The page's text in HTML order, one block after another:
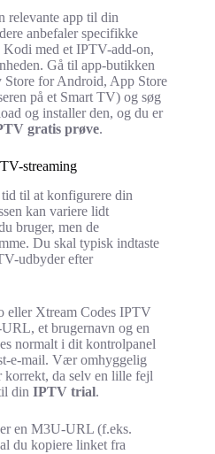
relevante app til din
anbefaler specifikke
Kodi med et IPTV-add-on,
Gå til app-butikken
Store for Android, App Store
på et Smart TV) og søg
og installer den, og du er
gratis prøve.
streaming
til at konfigurere din
kan variere lidt
bruger, men de
Du skal typisk indtaste
udbyder efter
eller Xtream Codes IPTV
et brugernavn og en
normalt i dit kontrolpanel
e-mail. Vær omhyggelig
korrekt, da selv en lille fejl
din IPTV trial.
en M3U-URL (f.eks.
du kopiere linket fra